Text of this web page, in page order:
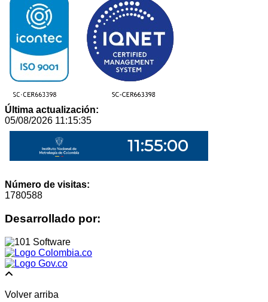
Última actualización:
05/08/2026 11:15:35
Número de visitas:
1780588
Desarrollado por:
Volver arriba